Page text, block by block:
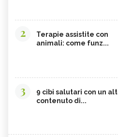
2
Terapie assistite con
animali: come funz...
3
9 cibi salutari con un
contenuto di...